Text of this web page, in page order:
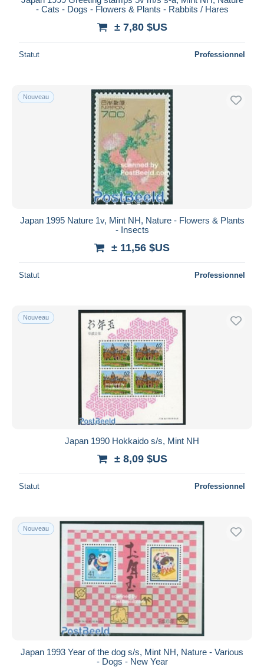
- Cats - Dogs - Flowers & Plants - Rabbits / Hares
± 7,80 $US
Statut Professionnel
Nouveau
Japan 1995 Nature 1v, Mint NH, Nature - Flowers & Plants
- Insects
± 11,56 $US
Statut Professionnel
Nouveau
Japan 1990 Hokkaido s/s, Mint NH
± 8,09 $US
Statut Professionnel
Nouveau
Japan 1993 Year of the dog s/s, Mint NH, Nature - Various
- Dogs - New Year